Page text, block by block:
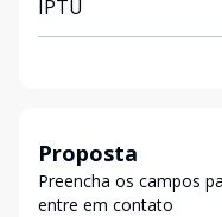
IPTU
Proposta
Preencha os campos
entre em contato